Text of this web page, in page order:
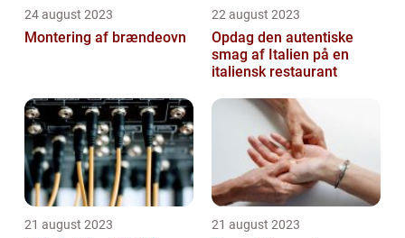
24 august 2023
Montering af brændeovn
22 august 2023
Opdag den autentiske
smag af Italien på en
italiensk restaurant
21 august 2023 21 august 2023